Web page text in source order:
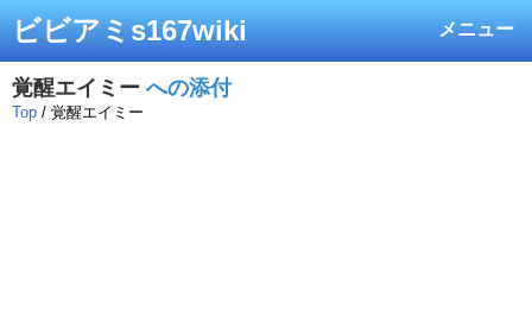
メニュー
ビビアミs167wiki
覚醒エイミー への添付
Top / 覚醒エイミー